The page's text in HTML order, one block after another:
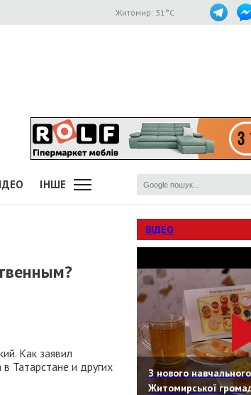
Житомир: 31°C
ІНШЕ
Как заявил
Татарстане и других
ВІДЕО
З нового
Житомирської